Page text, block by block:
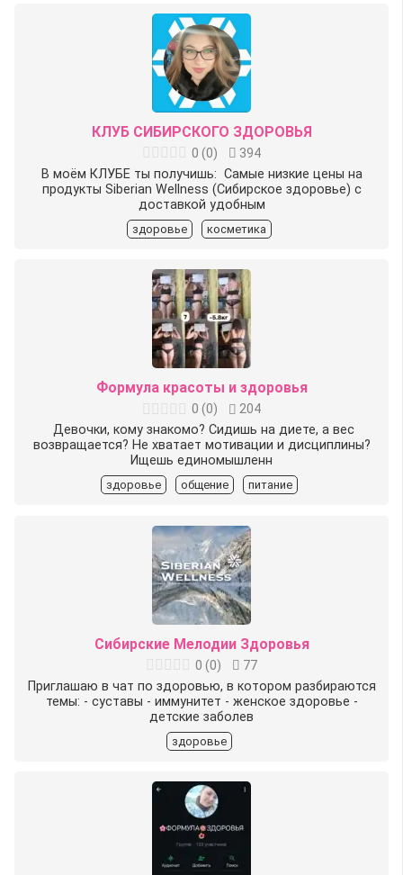
КЛУБ СИБИРСКОГО ЗДОРОВЬЯ
0 (0)
394
В моём КЛУБЕ ты получишь: ️ Самые низкие цены на
продукты Siberian Wellness (Сибирское здоровье) с
доставкой удобным
здоровье косметика
Формула красоты и здоровья
0 (0)
204
️ Девочки, кому знакомо? Сидишь на диете, а вес
возвращается? Не хватает мотивации и дисциплины?
Ищешь единомышленн
здоровье общение питание
Сибирские Мелодии Здоровья
0 (0)
77
Приглашаю в чат по здоровью, в котором разбираются
темы: - суставы - иммунитет - женское здоровье -
детские заболев
здоровье